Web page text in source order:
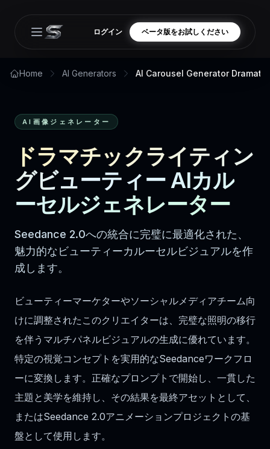
Open main menu
ログイン ベータ版をお試しください
Home AI Generators AI Carousel Generator
AI画像ジェネレーター
ドラマチックライティン
グビューティー AIカル
ーセルジェネレーター
Seedance 2.0への統合に完璧に最適化された、
魅力的なビューティーカルーセルビジュアルを作
成します。
ビューティーマーケターやソーシャルメディアチーム向
けに調整されたこのクリエイターは、完璧な照明の移行
を伴うマルチパネルビジュアルの生成に優れています。
特定の視覚コンセプトを実用的なSeedanceワークフロ
ーに変換します。正確なプロンプトで開始し、一貫した
主題と美学を維持し、その結果を最終アセットとして、
またはSeedance 2.0アニメーションプロジェクトの基
盤として使用します。